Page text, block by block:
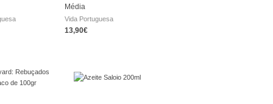
Média
Vida Portuguesa
13,90€